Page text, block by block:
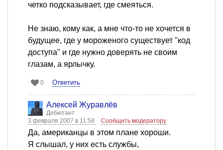
четко подсказывает, где смеяться.
Не знаю, кому как, а мне что-то не хочется в
будущее, где у мороженого существует "код
доступа" и где нужно доверять не своим
глазам, а ярлычку.
0 Ответить
Алексей Журавлёв
Дебютант
3 февраля 2007 в 11:58
Сообщить модератору
Да, американцы в этом плане хороши.
Я слышал, у них есть службы,